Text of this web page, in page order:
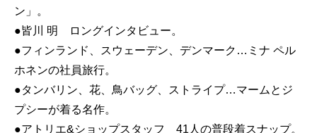
ン」。
●皆川 明 ロングインタビュー。
●フィンランド、スウェーデン、デンマーク…ミナ ペル
ホネンの社員旅行。
●タンバリン、花、鳥バッグ、ストライプ…マームとジ
プシーが着る名作。
●アトリエ&ショップスタッフ 41人の普段着スナップ。